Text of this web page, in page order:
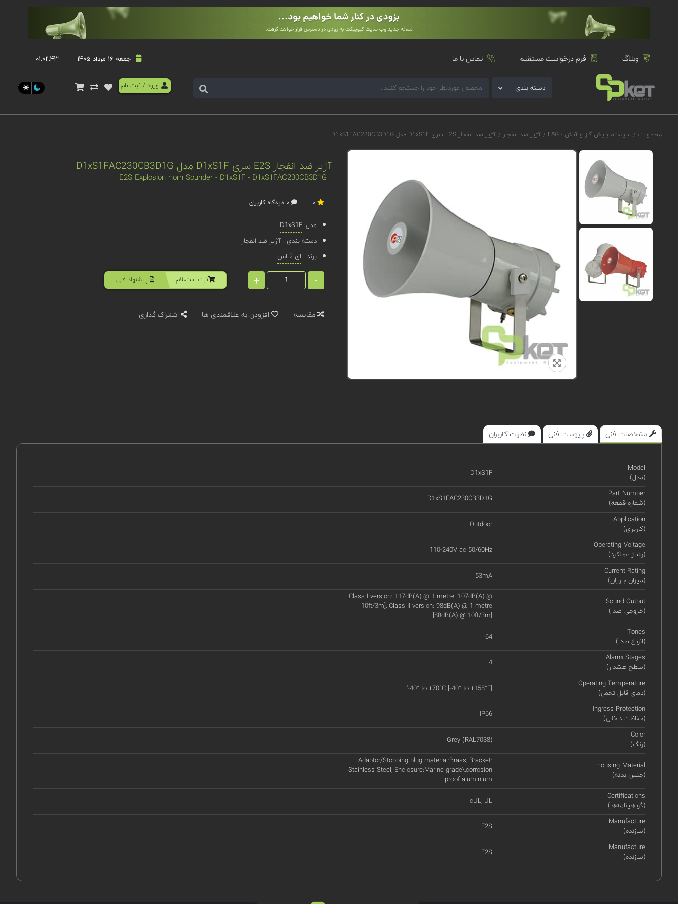
وبلاگ فرم درخواست مستقیم تماس با ما جمعه 16 مرداد 1405 ۰۱:۰۲:۴۳
دسته بندی ورود / ثبت نام
محصولات / سیستم پایش گاز و آتش - F&G / آژیر ضد انفجار / آژیر ضد انفجار E2S سری D1xS1F مدل D1xS1FAC230CB3D1G
آژیر ضد انفجار E2S سری D1xS1F مدل D1xS1FAC230CB3D1G
E2S Explosion horn Sounder - D1xS1F - D1xS1FAC230CB3D1G
مدل: D1xS1F
دسته بندی : آژیر ضد انفجار
برند : ای 2 اس
-
+ ثبت استعلام پیشنهاد فنی
مقایسه افزودن به علاقمندی ها اشتراک گذاری
مشخصات فنی پیوست فنی نظرات کاربران
Model
(مدل)
D1xS1F
Part Number
(شماره قطعه)
D1xS1FAC230CB3D1G
Application
(کاربری)
Outdoor
Operating Voltage
(ولتاژ عملکرد)
110-240V ac 50/60Hz
Current Rating
(میزان جریان)
53mA
Sound Output
(خروجی صدا)
Class I version: 117dB(A) @ 1 metre [107dB(A) @
10ft/3m], Class II version: 98dB(A) @ 1 metre
[88dB(A) @ 10ft/3m]
Tones
(انواع صدا)
64
Alarm Stages
(سطح هشدار)
4
Operating Temperature
(دمای قابل تحمل)
'-40° to +70°C [-40° to +158°F]
Ingress Protection
(حفاظت داخلی)
IP66
Color
(رنگ)
Grey (RAL7038)
Housing Material
(جنس بدنه)
Adaptor/Stopping plug material:Brass, Bracket:
Stainless Steel, Enclosure:Marine grade\,corrosion
proof aluminium
Certifications
(گواهینامه‌ها)
cUL, UL
Manufacture
(سازنده)
E2S
Manufacture
(سازنده)
E2S